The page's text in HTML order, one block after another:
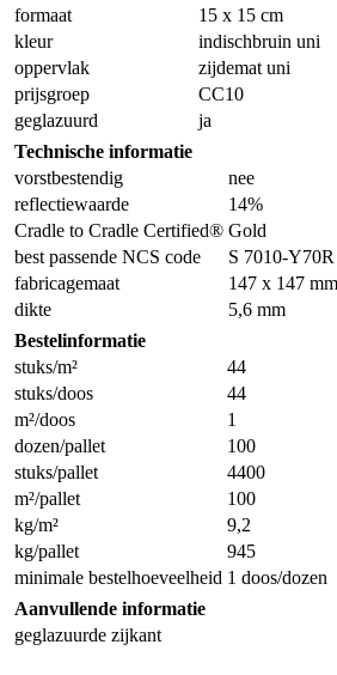
formaat
15 x 15 cm
kleur
indischbruin uni
oppervlak
zijdemat uni
prijsgroep
CC10
geglazuurd
ja
Technische informatie
vorstbestendig
nee
reflectiewaarde
14%
Cradle to Cradle Certified® Gold
best passende NCS code
S 7010-Y70R
fabricagemaat
147 x 147 mm
dikte
5,6 mm
Bestelinformatie
stuks/m²
44
stuks/doos
44
m²/doos
1
dozen/pallet
100
stuks/pallet
4400
m²/pallet
100
kg/m²
9,2
kg/pallet
945
minimale bestelhoeveelheid 1 doos/dozen
Aanvullende informatie
geglazuurde zijkant